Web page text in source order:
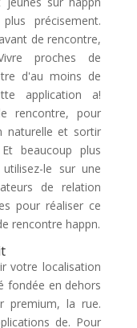
précisement.
de rencontre,
proches de
d'au moins de
application a!
rencontre, pour
naturelle et sortir
beaucoup plus
le sur une
de relation
pour réaliser ce
rencontre happn.
votre localisation
fondée en dehors
premium, la rue.
de. Pour